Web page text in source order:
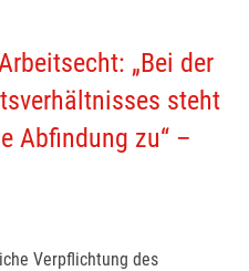
„Bei der
steht
Abfindung zu“ –
Verpflichtung des